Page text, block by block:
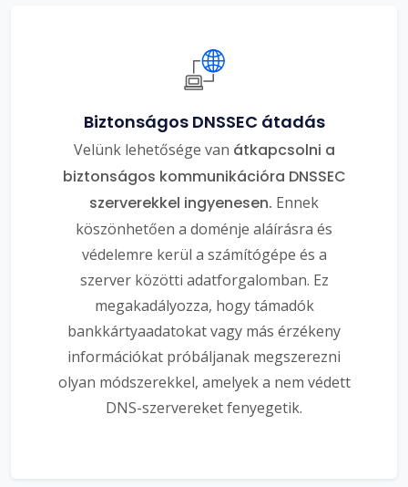
Biztonságos DNSSEC átadás
Velünk lehetősége van átkapcsolni a
biztonságos kommunikációra DNSSEC
szerverekkel ingyenesen. Ennek
köszönhetően a doménje aláírásra és
védelemre kerül a számítógépe és a
szerver közötti adatforgalomban. Ez
megakadályozza, hogy támadók
bankkártyaadatokat vagy más érzékeny
információkat próbáljanak megszerezni
olyan módszerekkel, amelyek a nem védett
DNS-szervereket fenyegetik.